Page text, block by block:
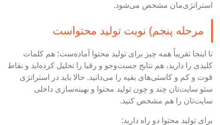
استراتژی‌مان مشخص می‌شود.
مرحله پنجم) نوبت تولید محتواست
تا اینجا تقریباً همه چیز برای تولید محتوا آماده‌ست؛ هم کلمات
کلیدی را دارید، هم نتایج جست‌وجو و رقبا را تحلیل کرده‌اید و نقاط
قوت و کم و کاستی‌های بقیه را می‌دانید. حالا باید در استراتژی
سئو سایت‌تان چند و چون تولید محتوا و بهینه‌سازی داخلی
سایت‌تان را هم مشخص کنید.
برای تولید محتوا دو راه دارید: